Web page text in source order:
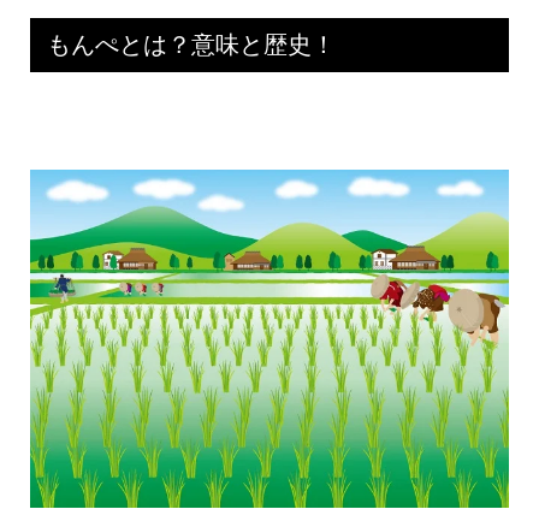
もんぺとは？意味と歴史！